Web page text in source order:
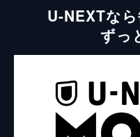
U-NEXTな
ずっ